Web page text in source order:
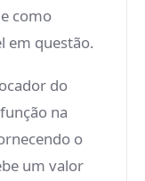
como
em questão.
do
na
o
um valor